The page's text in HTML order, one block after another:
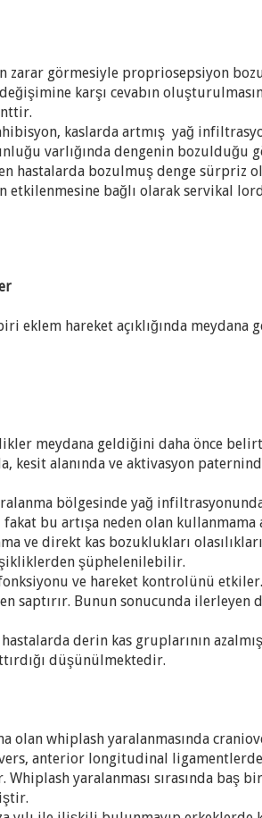
zarar görmesiyle propriosepsiyon
karşı cevabın
kaslarda artmış yağ
varlığında dengenin bozulduğu
hastalarda bozulmuş denge sürpriz
etkilenmesine bağlı olarak servikal
hareket açıklığında meydana
meydana geldiğini daha önce
kesit alanında ve aktivasyon
bölgesinde yağ
bu artışa neden olan
ve direkt kas bozuklukları
şüphelenilebilir.
ve hareket kontrolünü
saptırır. Bunun sonucunda ilerleyen
derin kas gruplarının
düşünülmektedir.
olan whiplash yaralanmasında
anterior longitudinal
yaralanması sırasında baş